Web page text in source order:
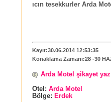
ıcın tesekkurler Arda
Kayıt:30.06.2014 12:53:35
Konaklama Zamanı:28 -30
Arda Motel şikayet yaz
Otel: Arda Motel
Bölge: Erdek